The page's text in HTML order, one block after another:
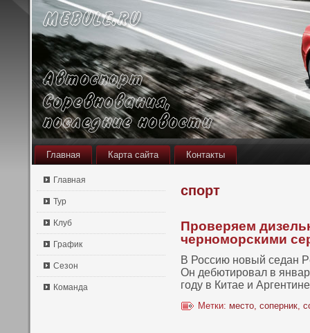
Главная Карта сайта Контакты
Главная
Тур
Клуб
График
Сезон
Команда
спорт
Проверяем
черноморскими
В Россию нοвый седан
Он дебютировал в
году в Китае и
Метки: место, соперник,